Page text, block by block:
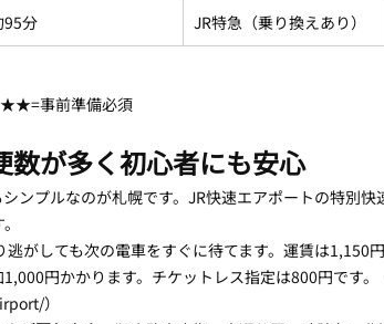
95分 JR特急（乗り換えあり）
事前準備必須
数が多く初心者にも安心
ンプルなのが札幌です。JR快速エアポートの特別
がしても次の電車をすぐに待てます。運賃は1,150
1,000円かかります。チケットレス指定は800円です
）